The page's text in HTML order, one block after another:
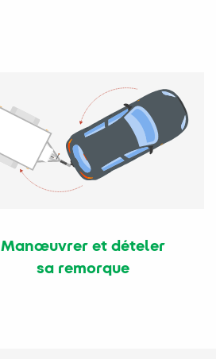
Manœuvrer et dételer
sa remorque